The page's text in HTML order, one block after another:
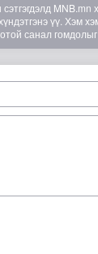
MNB.mn
үү. Хэм
санал гомдолыг